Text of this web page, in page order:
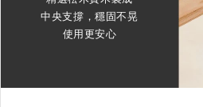
中央支撐，穩固不晃
使用更安心